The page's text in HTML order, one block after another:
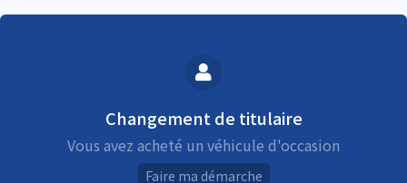
Changement de titulaire
Vous avez acheté un véhicule d'occasion
Faire ma démarche